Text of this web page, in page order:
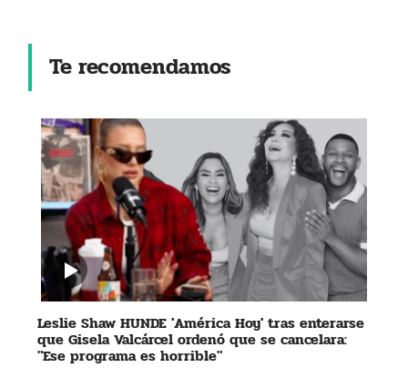
Te recomendamos
Leslie Shaw HUNDE 'América Hoy' tras enterarse
que Gisela Valcárcel ordenó que se cancelara:
"Ese programa es horrible"